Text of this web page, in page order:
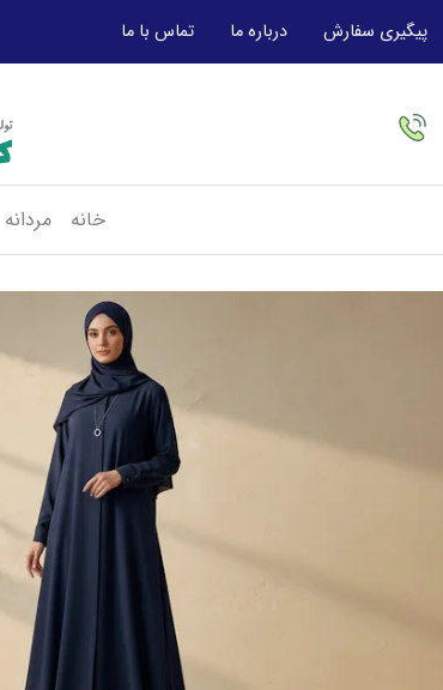
پیگیری سفارش درباره ما تماس با ما
خانه مردانه